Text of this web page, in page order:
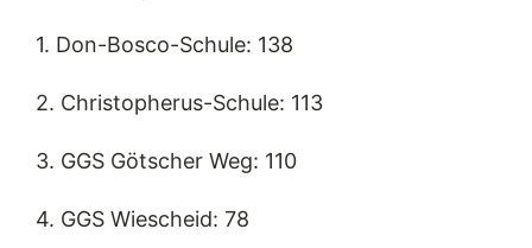
1. Don-Bosco-Schule: 138
2. Christopherus-Schule: 113
3. GGS Götscher Weg: 110
4. GGS Wiescheid: 78